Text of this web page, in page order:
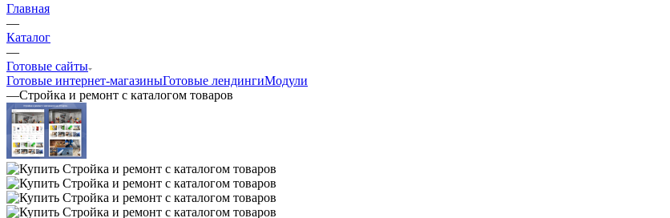
Главная
—
Каталог
—
Готовые сайты
Готовые интернет-магазиныГотовые лендингиМодули
—Стройка и ремонт с каталогом товаров